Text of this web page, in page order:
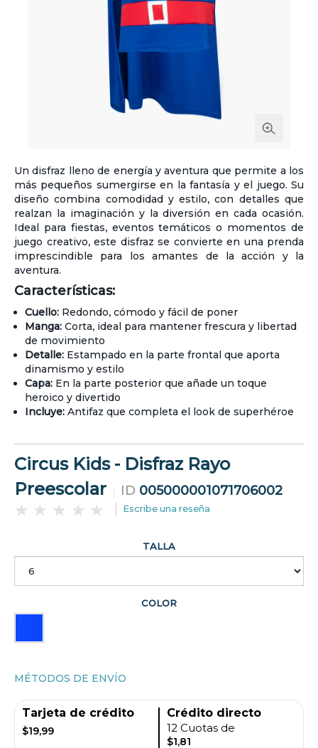
Un disfraz lleno de energía y aventura que permite a los
más pequeños sumergirse en la fantasía y el juego. Su
diseño combina comodidad y estilo, con detalles que
realzan la imaginación y la diversión en cada ocasión.
Ideal para fiestas, eventos temáticos o momentos de
juego creativo, este disfraz se convierte en una prenda
imprescindible para los amantes de la acción y la
aventura.
Características:
Cuello: Redondo, cómodo y fácil de poner
Manga: Corta, ideal para mantener frescura y libertad
de movimiento
Detalle: Estampado en la parte frontal que aporta
dinamismo y estilo
Capa: En la parte posterior que añade un toque
heroico y divertido
Incluye: Antifaz que completa el look de superhéroe
Circus Kids - Disfraz Rayo
Preescolar
ID 005000001071706002
Escribe una reseña
TALLA
COLOR
MÉTODOS DE ENVÍO
Tarjeta de crédito
$19,99
Crédito directo
12 Cuotas de
$1,81